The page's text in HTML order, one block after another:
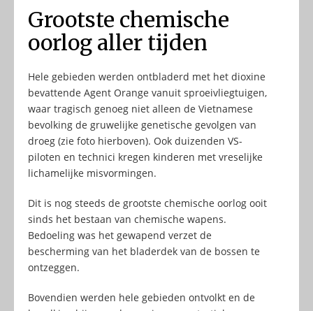
Grootste chemische
oorlog aller tijden
Hele gebieden werden ontbladerd met het dioxine
bevattende Agent Orange vanuit sproeivliegtuigen,
waar tragisch genoeg niet alleen de Vietnamese
bevolking de gruwelijke genetische gevolgen van
droeg (zie foto hierboven). Ook duizenden VS-
piloten en technici kregen kinderen met vreselijke
lichamelijke misvormingen.
Dit is nog steeds de grootste chemische oorlog ooit
sinds het bestaan van chemische wapens.
Bedoeling was het gewapend verzet de
bescherming van het bladerdek van de bossen te
ontzeggen.
Bovendien werden hele gebieden ontvolkt en de